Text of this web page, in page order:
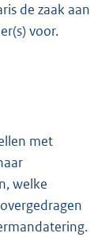
de zaak aan
voor.
met
welke